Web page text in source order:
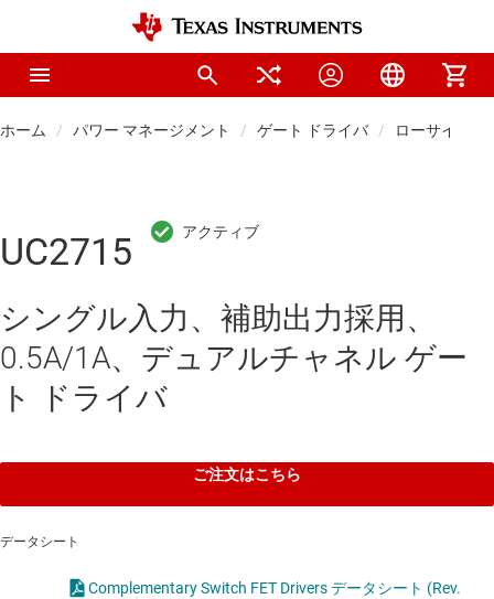
ホーム パワー マネージメント ゲート ドライバ ローサイド
UC2715
シングル入力、補助出力採用、
0.5A/1A、デュアルチャネル ゲー
ト ドライバ
ご注文はこちら
データシート
Complementary Switch FET Drivers データシート (Rev.